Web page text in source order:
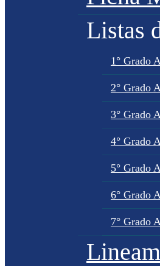
Listas
1° Grado
2° Grado
3° Grado
4° Grado
5° Grado
6° Grado
7° Grado